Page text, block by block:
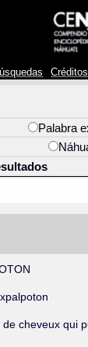
Créditos
Palabra
de cheveux qui